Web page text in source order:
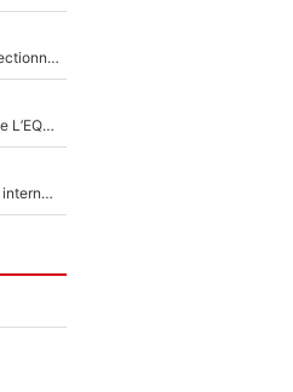
«Plus grand, je ferai chauffeur-livreur» : Nouveau sélectionneur des Bleus, Zinédine Zidane s’était imaginé un avenir très différent lorsqu'il était enfant
Johan Micoud en conflit avec un autre chroniqueur de L’EQUIPE du Soir : «Pendant un moment, je ne les ai pas remis ensemble dans l'émission»
Proche de rejoindre Bruno Genesio à l'OM, un ancien international français va finalement débarquer... sur RMC !